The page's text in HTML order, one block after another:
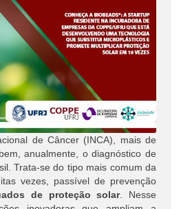
de Câncer (INCA), mais de
anualmente, o diagnóstico de
Trata-se do tipo mais comum da
vezes, passível de prevenção
de proteção solar. Nesse